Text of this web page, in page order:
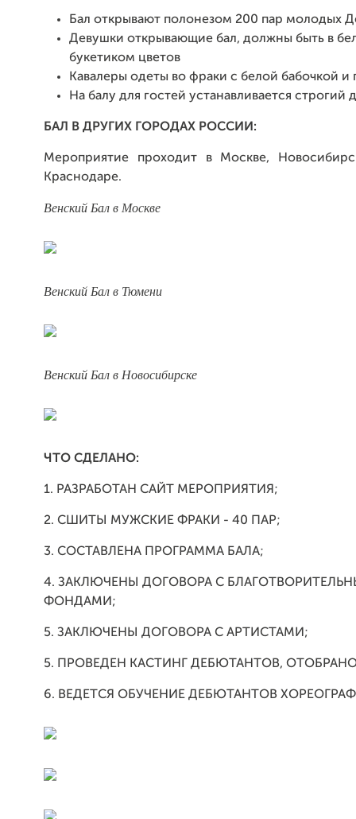
Бал открывают полонезом 200 пар молодых
Девушки открывающие бал, должны быть в
букетиком цветов
Кавалеры одеты во фраки с белой бабочкой и
На балу для гостей устанавливается строгий
БАЛ В ДРУГИХ ГОРОДАХ РОССИИ:
Мероприятие проходит в Москве,
Краснодаре.
Венский Бал в Москве
Венский Бал в Тюмени
Венский Бал в Новосибирске
ЧТО СДЕЛАНО:
1. РАЗРАБОТАН САЙТ МЕРОПРИЯТИЯ;
2. СШИТЫ МУЖСКИЕ ФРАКИ - 40 ПАР;
3. СОСТАВЛЕНА ПРОГРАММА БАЛА;
4. ЗАКЛЮЧЕНЫ ДОГОВОРА С
ФОНДАМИ;
5. ЗАКЛЮЧЕНЫ ДОГОВОРА С АРТИСТАМИ;
5. ПРОВЕДЕН КАСТИНГ ДЕБЮТАНТОВ,
6. ВЕДЕТСЯ ОБУЧЕНИЕ ДЕБЮТАНТОВ